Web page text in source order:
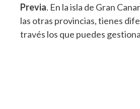
Previa. En la isla de Gran
las otras provincias, tienes
través los que puedes